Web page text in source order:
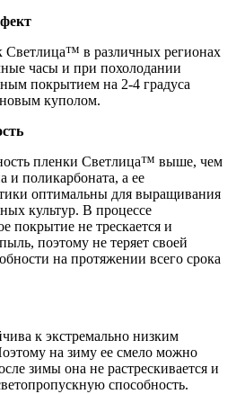
в различных регионах
часы и при похолодании
покрытием на 2-4 градуса
куполом.
пленки Светлица™ выше, чем
и поликарбоната, а ее
оптимальны для выращивания
культур. В процессе
покрытие не трескается и
поэтому не теряет своей
на протяжении всего срока
к экстремально низким
на зиму ее смело можно
зимы она не растрескивается и
способность.